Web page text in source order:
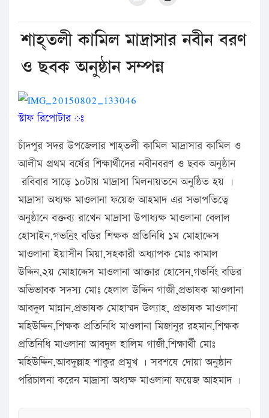
শাহ্তলী কামিল মাদ্রাসার নবীন বরণ
ও ছবক অনুষ্ঠান সম্পন্ন
স্টাফ রিপোটার ঃ
চাঁদপুর সদর উপজেলার শাহ্তলী কামিল মাদ্রাসার কামিল ও
আলীম প্রথম বর্ষের শিক্ষার্থীদের নবীনবরণ ও ছবক অনুষ্ঠান
রবিবার সাড়ে ১০টায় মাদ্রাসা মিলনায়তনে অনুষ্ঠিত হয় ।
মাদ্রাসা অধ্যক্ষ মাওলানা ফয়েজ আহমাদ এর সভাপতিত্বে
অনুষ্ঠানে বক্তব্য রাখেন মাদ্রাসা উপাধ্যক্ষ মাওলানা বেলাল
হোসাইন,গভনির্ং বডির শিক্ষক প্রতিনিধি ১ম মোহাদ্দেস
মাওলানা ইয়াসীন মিয়া,সহকারী অধ্যাপক মোঃ কামাল
উদ্দিন,২য় মোহাদ্দেস মাওলানা আক্তার হোসেন,গভর্নিং বডির
অভিভাবক সদস্য মোঃ হেলাল উদ্দিন গাজী,প্রভাষক মাওলানা
আবদুল মান্নান,প্রভাষক মোহাম্মদ উল্যাহ, প্রভাষক মাওলানা
মহিউদ্দিন,শিক্ষক প্রতিনিধি মাওলানা মিজানুর রহমান,শিক্ষক
প্রতিনিধি মাওলানা আবদুল হালিম গাজী,শিক্ষার্থী মোঃ
মহিউদ্দিন,আবদুল্লাহ শাকুর প্রমুখ । সবশষে দোয়া অনুষ্ঠান
পরিচালনা করেন মাদ্রাসা অধ্যক্ষ মাওলানা ফয়েজ আহমাদ ।